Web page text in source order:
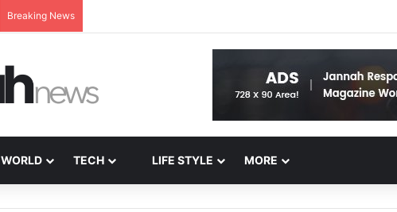
Breaking News
WORLD TECH LIFE STYLE MORE